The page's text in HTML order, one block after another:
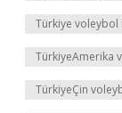
Türkiye voleybol
TürkiyeAmerika
TürkiyeÇin